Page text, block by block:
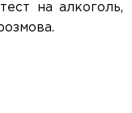
на алкоголь,